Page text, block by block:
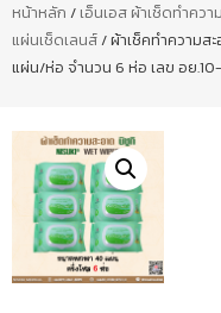
หน้าหลัก / เอ็นเอส ผ้าเช็ดทำคว
แผ่นเช็ดเลนส์/ ผ้าเช็คทำความส
แผ่น/ห่อ จำนวน 6 ห่อ เลข อย